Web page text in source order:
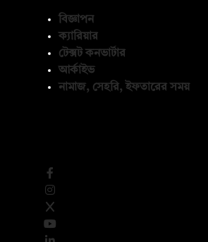
বিজ্ঞাপন
ক্যারিয়ার
টেক্সট কনভার্টার
আর্কাইভ
নামাজ, সেহরি, ইফতারের সময়